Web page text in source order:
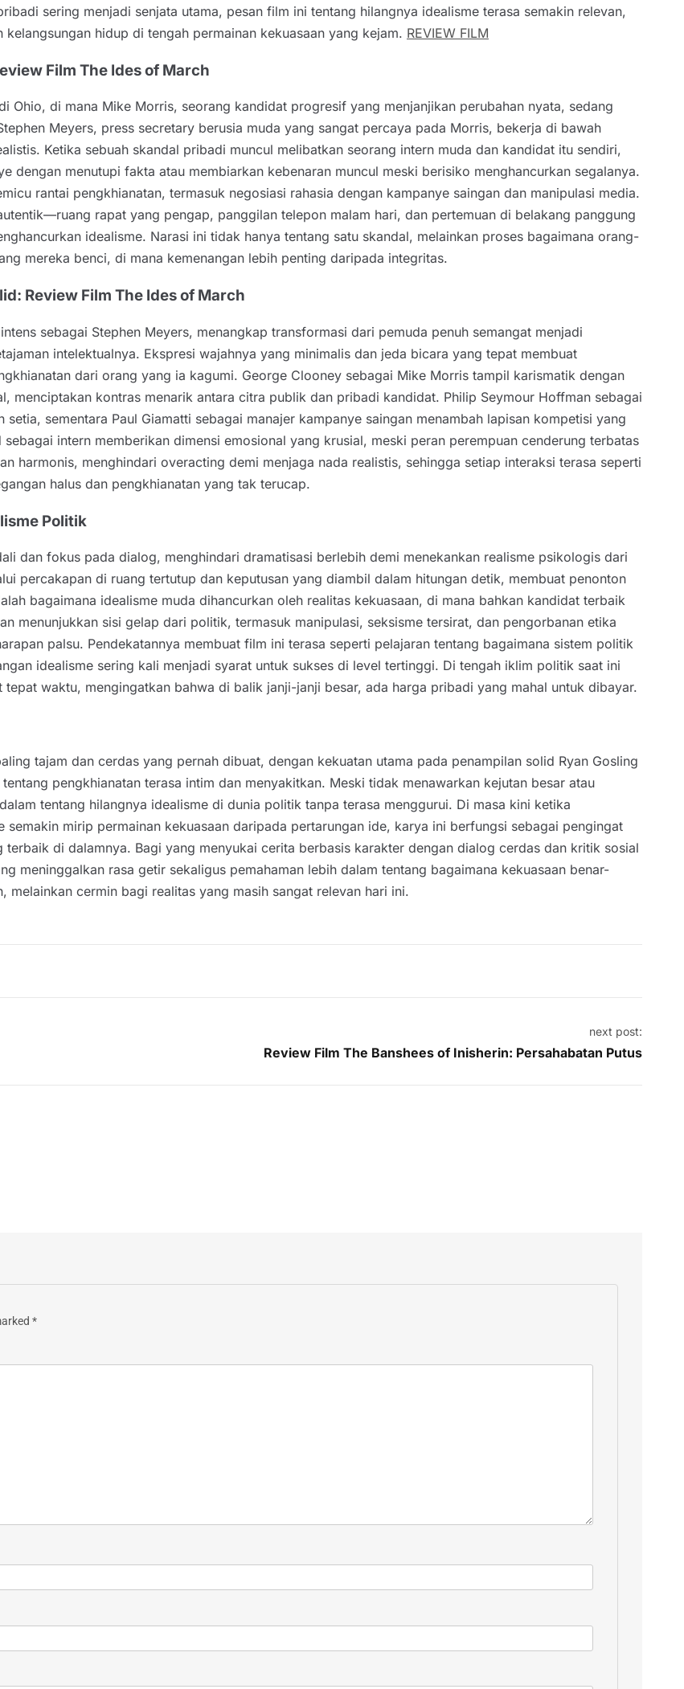
sering menjadi senjata utama, pesan film ini tentang hilangnya idealisme terasa semakin relevan,
hidup di tengah permainan kekuasaan yang kejam. REVIEW FILM
Film The Ides of March
Ohio, di mana Mike Morris, seorang kandidat progresif yang menjanjikan perubahan nyata, sedang
Meyers, press secretary berusia muda yang sangat percaya pada Morris, bekerja di bawah
Ketika sebuah skandal pribadi muncul melibatkan seorang intern muda dan kandidat itu sendiri,
dengan menutupi fakta atau membiarkan kebenaran muncul meski berisiko menghancurkan segalanya.
rantai pengkhianatan, termasuk negosiasi rahasia dengan kampanye saingan dan manipulasi media.
rapat yang pengap, panggilan telepon malam hari, dan pertemuan di belakang panggung
idealisme. Narasi ini tidak hanya tentang satu skandal, melainkan proses bagaimana orang-
mereka benci, di mana kemenangan lebih penting daripada integritas.
Review Film The Ides of March
sebagai Stephen Meyers, menangkap transformasi dari pemuda penuh semangat menjadi
intelektualnya. Ekspresi wajahnya yang minimalis dan jeda bicara yang tepat membuat
dari orang yang ia kagumi. George Clooney sebagai Mike Morris tampil karismatik dengan
menciptakan kontras menarik antara citra publik dan pribadi kandidat. Philip Seymour Hoffman sebagai
sementara Paul Giamatti sebagai manajer kampanye saingan menambah lapisan kompetisi yang
intern memberikan dimensi emosional yang krusial, meski peran perempuan cenderung terbatas
harmonis, menghindari overacting demi menjaga nada realistis, sehingga setiap interaksi terasa seperti
halus dan pengkhianatan yang tak terucap.
Politik
dan fokus pada dialog, menghindari dramatisasi berlebih demi menekankan realisme psikologis dari
percakapan di ruang tertutup dan keputusan yang diambil dalam hitungan detik, membuat penonton
bagaimana idealisme muda dihancurkan oleh realitas kekuasaan, di mana bahkan kandidat terbaik
menunjukkan sisi gelap dari politik, termasuk manipulasi, seksisme tersirat, dan pengorbanan etika
palsu. Pendekatannya membuat film ini terasa seperti pelajaran tentang bagaimana sistem politik
idealisme sering kali menjadi syarat untuk sukses di level tertinggi. Di tengah iklim politik saat ini
waktu, mengingatkan bahwa di balik janji-janji besar, ada harga pribadi yang mahal untuk dibayar.
tajam dan cerdas yang pernah dibuat, dengan kekuatan utama pada penampilan solid Ryan Gosling
pengkhianatan terasa intim dan menyakitkan. Meski tidak menawarkan kejutan besar atau
tentang hilangnya idealisme di dunia politik tanpa terasa menggurui. Di masa kini ketika
mirip permainan kekuasaan daripada pertarungan ide, karya ini berfungsi sebagai pengingat
di dalamnya. Bagi yang menyukai cerita berbasis karakter dengan dialog cerdas dan kritik sosial
meninggalkan rasa getir sekaligus pemahaman lebih dalam tentang bagaimana kekuasaan benar-
cermin bagi realitas yang masih sangat relevan hari ini.
next post:
Review Film The Banshees of Inisherin: Persahabatan Putus
*